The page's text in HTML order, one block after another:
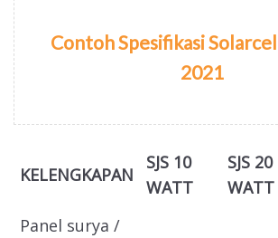
Contoh Spesifikasi
2021
KELENGKAPAN
SJS 10
WATT
SJS 20
WATT
Panel surya /